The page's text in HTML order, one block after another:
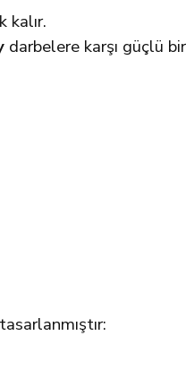
kalır.
darbelere karşı güçlü